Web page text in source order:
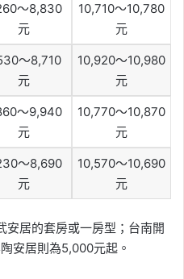
～8,830
元
10,710～10,780
元
～8,710
元
10,920～10,980
元
～9,940
元
10,770～10,870
元
～8,690
元
10,570～10,690
元
居的套房或一房型；台南開
安居則為5,000元起。